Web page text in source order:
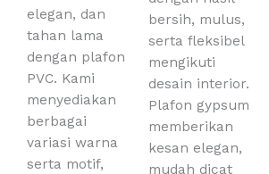
elegan, dan
tahan lama
dengan plafon
PVC. Kami
menyediakan
berbagai
variasi warna
serta motif,
bersih, mulus,
serta fleksibel
mengikuti
desain interior.
Plafon gypsum
memberikan
kesan elegan,
mudah dicat